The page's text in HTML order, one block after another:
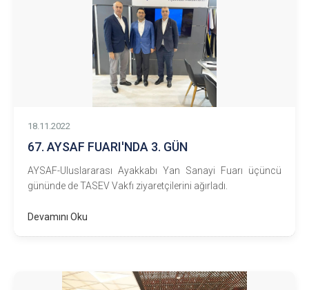
18.11.2022
67. AYSAF FUARI'NDA 3. GÜN
AYSAF-Uluslararası Ayakkabı Yan Sanayi Fuarı üçüncü
gününde de TASEV Vakfı ziyaretçilerini ağırladı.
Devamını Oku